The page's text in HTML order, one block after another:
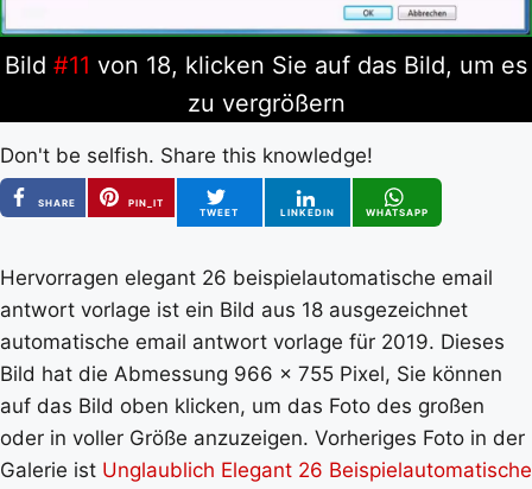
Bild #11 von 18, klicken Sie auf das Bild, um es
zu vergrößern
Don't be selfish. Share this knowledge!
SHARE
PIN_IT
TWEET
LINKEDIN WHATSAPP
Hervorragen elegant 26 beispielautomatische email
antwort vorlage ist ein Bild aus 18 ausgezeichnet
automatische email antwort vorlage für 2019. Dieses
Bild hat die Abmessung 966 x 755 Pixel, Sie können
auf das Bild oben klicken, um das Foto des großen
oder in voller Größe anzuzeigen. Vorheriges Foto in der
Galerie ist Unglaublich Elegant 26 Beispielautomatische